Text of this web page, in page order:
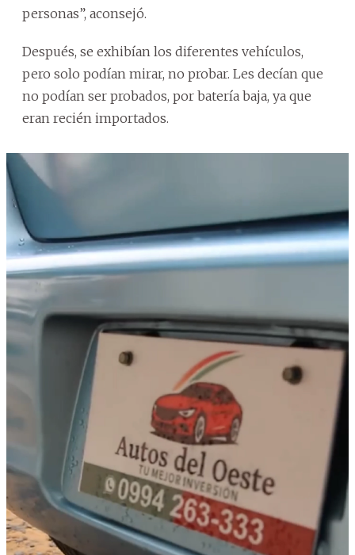
personas”, aconsejó.
Después, se exhibían los diferentes vehículos,
pero solo podían mirar, no probar. Les decían que
no podían ser probados, por batería baja, ya que
eran recién importados.